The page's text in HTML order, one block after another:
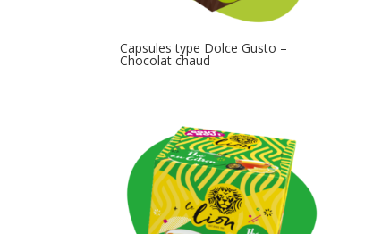
Capsules type Dolce Gusto –
Chocolat chaud